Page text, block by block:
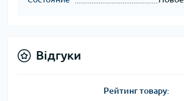
Відгуки
Рейтинг товару: